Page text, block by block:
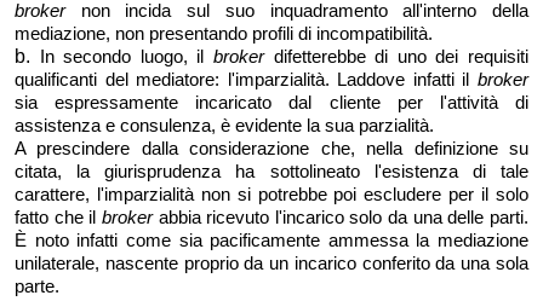
brokernon incida sul suo inquadramento all'interno della
mediazione, non presentando profili di incompatibilità.
b. In secondo luogo, ilbrokerdifetterebbe di uno dei requisiti
qualificanti del mediatore: l'imparzialità. Laddove infatti il broker
sia espressamente incaricato dal cliente per l'attività di
assistenza e consulenza, è evidente la sua parzialità.
A prescindere dalla considerazione che, nella definizione su
citata, la giurisprudenza ha sottolineato l'esistenza di tale
carattere, l'imparzialità non si potrebbe poi escludere per il solo
fatto che il brokerabbia ricevuto l'incarico solo da una delle parti.
È noto infatti come sia pacificamente ammessa la mediazione
unilaterale, nascente proprio da un incarico conferito da una sola
parte.